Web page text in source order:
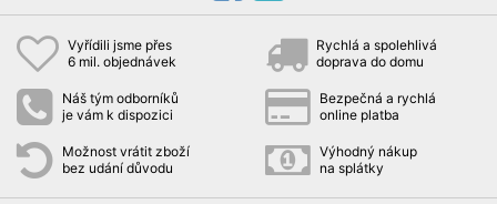
Vyřídili jsme přes
6 mil. objednávek
Rychlá a spolehlivá
doprava do domu
Náš tým odborníků
je vám k dispozici
Bezpečná a rychlá
online platba
Možnost vrátit zboží
bez udání důvodu
Výhodný nákup
na splátky